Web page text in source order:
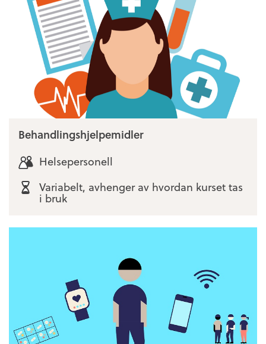
Behandlingshjelpemidler
Helsepersonell
Variabelt, avhenger av hvordan kurset tas
i bruk